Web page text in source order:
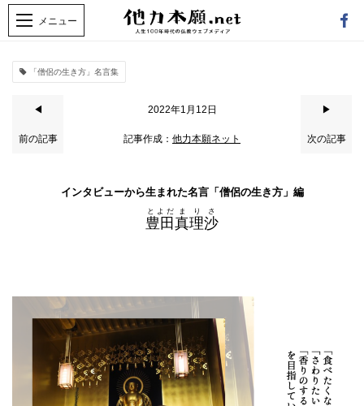
「僧侶の生き方」名言集
◀
前の記事
2022年1月12日
記事作成： 他力本願ネット
▶
次の記事
インタビューから生まれた名言「僧侶の生き方」編
豊田
とよだ
真理沙
まりさ